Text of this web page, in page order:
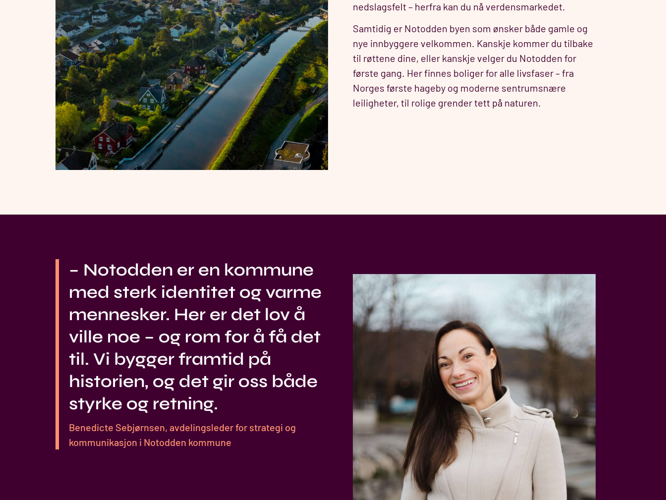
nedslagsfelt – herfra kan du nå verdensmarkedet.
Samtidig er Notodden byen som ønsker både gamle og
nye innbyggere velkommen. Kanskje kommer du tilbake
til røttene dine, eller kanskje velger du Notodden for
første gang. Her finnes boliger for alle livsfaser – fra
Norges første hageby og moderne sentrumsnære
leiligheter, til rolige grender tett på naturen.
– Notodden er en kommune
med sterk identitet og varme
mennesker. Her er det lov å
ville noe – og rom for å få det
til. Vi bygger framtid på
historien, og det gir oss både
styrke og retning.
Benedicte Sebjørnsen, avdelingsleder for strategi og
kommunikasjon i Notodden kommune